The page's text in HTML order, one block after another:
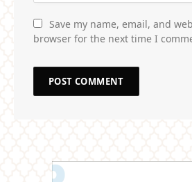
Save my name, email, and
browser for the next time I